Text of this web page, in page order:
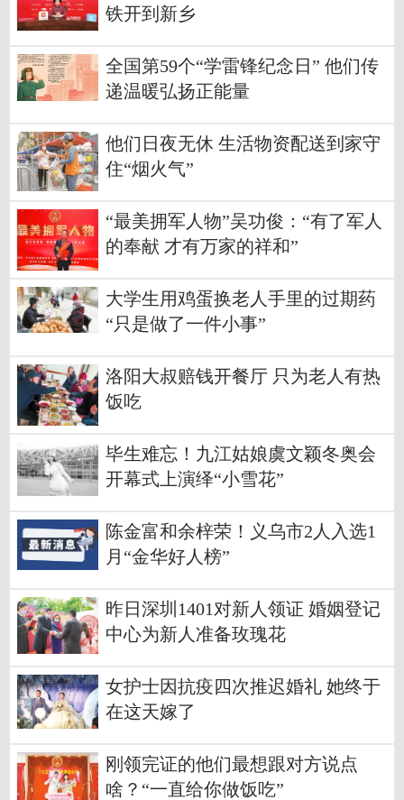
铁开到新乡
全国第59个“学雷锋纪念日” 他们传
递温暖弘扬正能量
他们日夜无休 生活物资配送到家守
住“烟火气”
“最美拥军人物”吴功俊：“有了军人
的奉献 才有万家的祥和”
大学生用鸡蛋换老人手里的过期药
“只是做了一件小事”
洛阳大叔赔钱开餐厅 只为老人有热
饭吃
毕生难忘！九江姑娘虞文颖冬奥会
开幕式上演绎“小雪花”
陈金富和余梓荣！义乌市2人入选1
月“金华好人榜”
昨日深圳1401对新人领证 婚姻登记
中心为新人准备玫瑰花
女护士因抗疫四次推迟婚礼 她终于
在这天嫁了
刚领完证的他们最想跟对方说点
啥？“一直给你做饭吃”